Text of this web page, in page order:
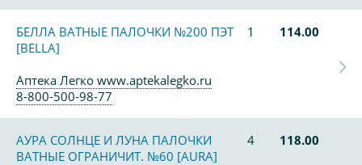
БЕЛЛА ВАТНЫЕ ПАЛОЧКИ №200 ПЭТ
[BELLA]
1 114.00
Аптека Легко www.aptekalegko.ru
8-800-500-98-77
АУРА СОЛНЦЕ И ЛУНА ПАЛОЧКИ
ВАТНЫЕ ОГРАНИЧИТ. №60 [AURA]
4 118.00